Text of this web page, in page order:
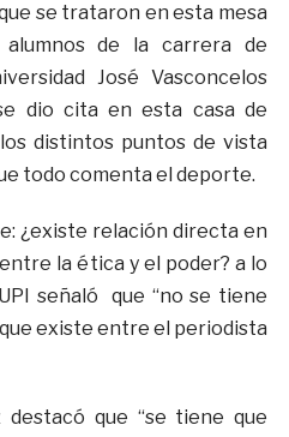
se trataron en esta mesa
de la carrera de
José Vasconcelos
dio cita en esta casa de
distintos puntos de vista
todo comenta el deporte.
¿existe relación directa en
la ética y el poder? a lo
señaló que “no se tiene
existe entre el periodista
destacó que “se tiene que